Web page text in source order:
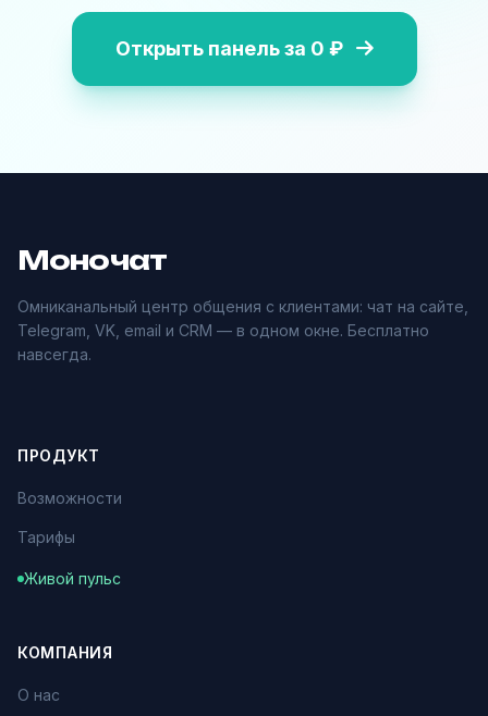
Открыть панель за 0 ₽
Моночат
Омниканальный центр общения с клиентами: чат на сайте,
Telegram, VK, email и CRM — в одном окне. Бесплатно
навсегда.
ПРОДУКТ
Возможности
Тарифы
Живой пульс
КОМПАНИЯ
О нас